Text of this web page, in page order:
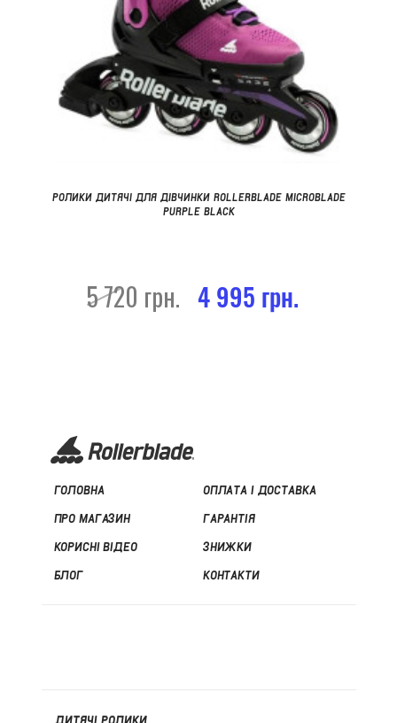
РОЛИКИ ДИТЯЧІ ДЛЯ ДІВЧИНКИ ROLLERBLADE MICROBLADE
PURPLE BLACK
5 720 грн. 4 995 грн.
ГОЛОВНА
ПРО МАГАЗИН
КОРИСНІ ВІДЕО
БЛОГ
ОПЛАТА І ДОСТАВКА
ГАРАНТІЯ
ЗНИЖКИ
КОНТАКТИ
ДИТЯЧІ РОЛИКИ